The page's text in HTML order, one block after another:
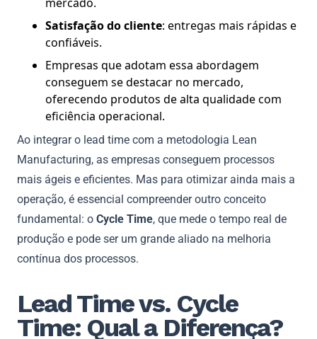
Satisfação do cliente: entregas mais rápidas e
confiáveis.
Empresas que adotam essa abordagem
conseguem se destacar no mercado,
oferecendo produtos de alta qualidade com
eficiência operacional.
Ao integrar o lead time com a metodologia Lean
Manufacturing, as empresas conseguem processos
mais ágeis e eficientes. Mas para otimizar ainda mais a
operação, é essencial compreender outro conceito
fundamental: o Cycle Time, que mede o tempo real de
produção e pode ser um grande aliado na melhoria
contínua dos processos.
Lead Time vs. Cycle
Time: Qual a Diferença?